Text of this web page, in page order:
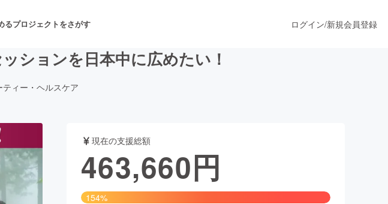
るプロジェクトをさがす
舞台・パフォーマンス
フード・飲食店 ファッション
ログイン/新規会員登録
ションを日本中に広めたい！
ティー・ヘルスケア
現在の支援総額
463,660円
154%